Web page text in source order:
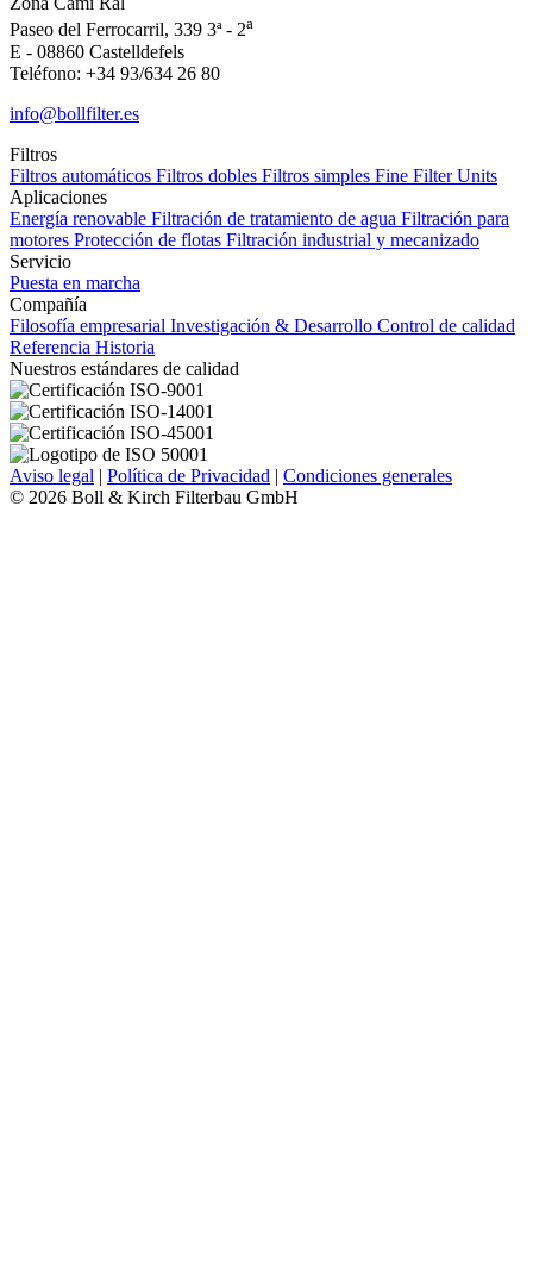
Paseo del Ferrocarril, 339 3ª - 2a
E - 08860 Castelldefels
Teléfono: +34 93/634 26 80
info@bollfilter.es
Filtros
Filtros automáticos Filtros dobles Filtros simples Fine Filter Units
Aplicaciones
Energía renovable Filtración de tratamiento de agua Filtración para
motores Protección de flotas Filtración industrial y mecanizado
Servicio
Puesta en marcha
Compañía
Filosofía empresarial Investigación & Desarrollo Control de calidad
Referencia Historia
Nuestros estándares de calidad
Aviso legal | Política de Privacidad | Condiciones generales
© 2026 Boll & Kirch Filterbau GmbH